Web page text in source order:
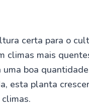
certa para o
climas mais
boa
esta planta